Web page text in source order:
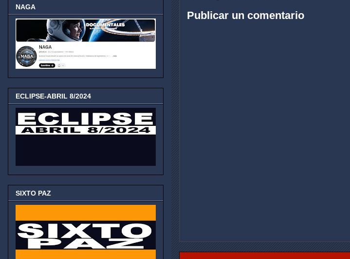
Publicar un comentario
NAGA
ECLIPSE-ABRIL 8/2024
SIXTO PAZ